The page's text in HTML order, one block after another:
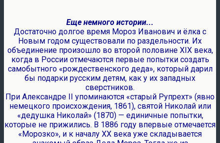
Еще немного истории...
Достаточно долгое время Мороз Иванович и ёлка с
Новым годом существовали по раздельности. Их
объединение произошло во второй половине XIX века,
когда в России отмечаются первые попытки создать
самобытного «рождественского деда», который дарил
бы подарки русским детям, как у их западных
сверстников.
При Александре II упоминаются «старый Рупрехт» (явно
немецкого происхождения, 1861), святой Николай или
«дедушка Николай» (1870) — единичные попытки,
которые не прижились. В 1886 году впервые отмечается
«Морозко», и к началу ХХ века уже складывается